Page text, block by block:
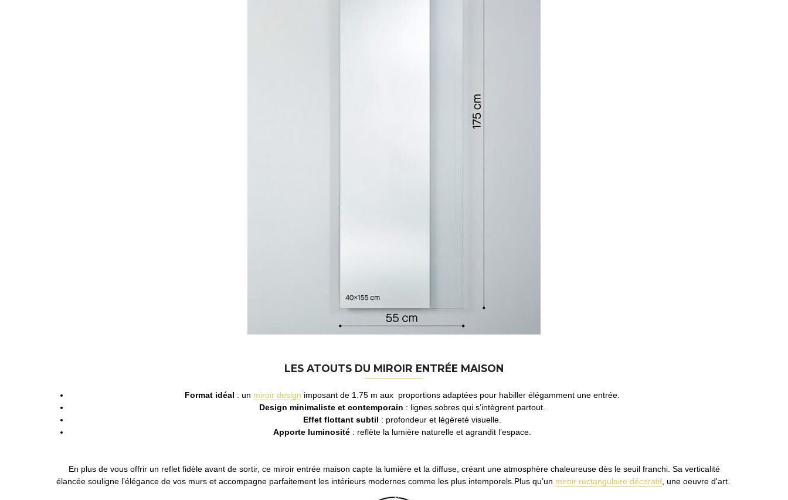
LES ATOUTS DU MIROIR ENTRÉE MAISON
Format idéal : un miroir design imposant de 1.75 m aux proportions adaptées pour habiller élégamment une entrée.
Design minimaliste et contemporain : lignes sobres qui s’intègrent partout.
Effet flottant subtil : profondeur et légèreté visuelle.
Apporte luminosité : reflète la lumière naturelle et agrandit l’espace.
En plus de vous offrir un reflet fidèle avant de sortir, ce miroir entrée maison capte la lumière et la diffuse, créant une atmosphère chaleureuse dès le seuil franchi. Sa verticalité
élancée souligne l’élégance de vos murs et accompagne parfaitement les intérieurs modernes comme les plus intemporels.Plus qu’un miroir rectangulaire décoratif, une oeuvre d'art.